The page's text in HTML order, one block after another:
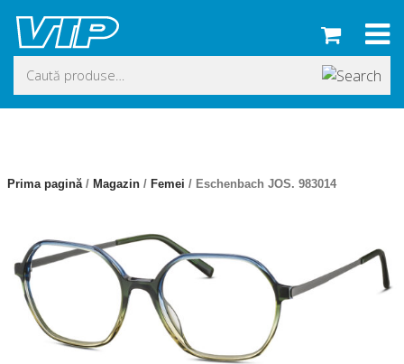
content
Caută
Prima pagină / Magazin / Femei / Eschenbach JOS. 983014